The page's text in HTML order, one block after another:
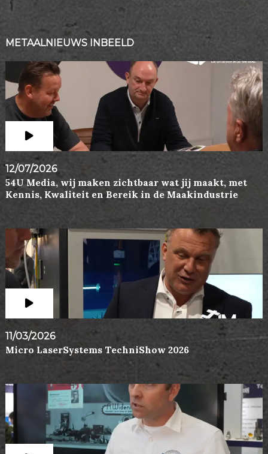
METAALNIEUWS INBEELD
12/07/2026
54U Media, wij maken zichtbaar wat jij maakt, met
Kennis, Kwaliteit en Bereik in de Maakindustrie
11/03/2026
Micro LaserSystems TechniShow 2026